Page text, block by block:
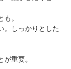
。
。しっかりとした
重要。